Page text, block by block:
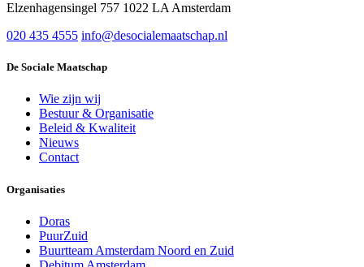
Elzenhagensingel 757 1022 LA Amsterdam
020 435 4555 info@desocialemaatschap.nl
De Sociale Maatschap
Wie zijn wij
Bestuur & Organisatie
Beleid & Kwaliteit
Nieuws
Contact
Organisaties
Doras
PuurZuid
Buurtteam Amsterdam Noord en Zuid